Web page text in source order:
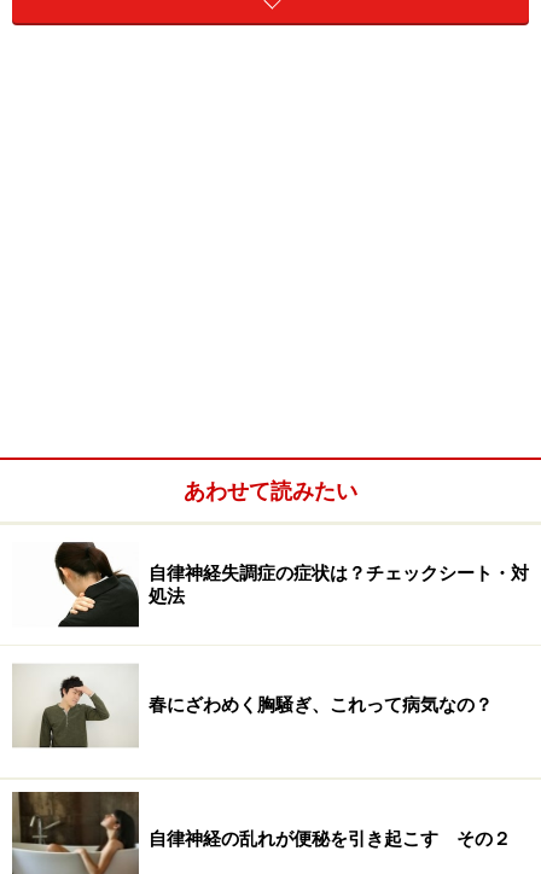
イラしないように自分の考え方を変えるのも一つの方法
分泌を促し、自律神経を安定させます。一定のテンポを
保って体を動かすリズム運動もセロトニン分泌を促すの
で、軽いウォーキングを試すのも効果的。スポーツにこ
あわせて読みたい
自律神経失調症の症状は？チェックシート・対
処法
春にざわめく胸騒ぎ、これって病気なの？
自律神経の乱れが便秘を引き起こす その２